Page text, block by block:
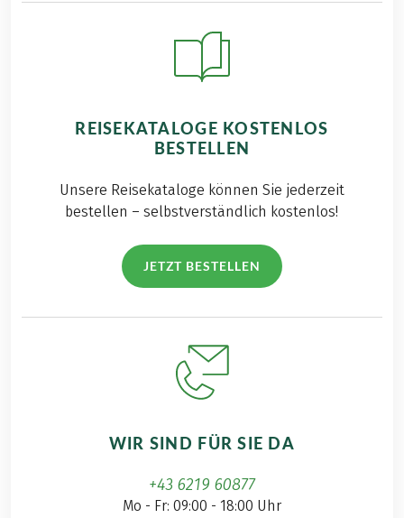
REISEKATALOGE KOSTENLOS
BESTELLEN
Unsere Reisekataloge können Sie jederzeit
bestellen – selbstverständlich kostenlos!
JETZT BESTELLEN
WIR SIND FÜR SIE DA
+43 6219 60877
Mo - Fr: 09:00 - 18:00 Uhr